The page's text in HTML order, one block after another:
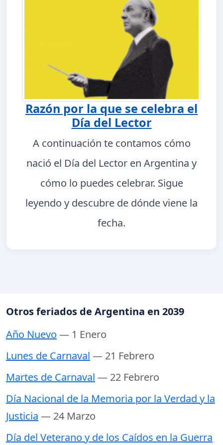
Razón por la que se celebra el
Día del Lector
A continuación te contamos cómo
nació el Día del Lector en Argentina y
cómo lo puedes celebrar. Sigue
leyendo y descubre de dónde viene la
fecha.
Otros feriados de Argentina en 2039
Año Nuevo — 1 Enero
Lunes de Carnaval — 21 Febrero
Martes de Carnaval — 22 Febrero
Día Nacional de la Memoria por la Verdad y la
Justicia — 24 Marzo
Día del Veterano y de los Caídos en la Guerra